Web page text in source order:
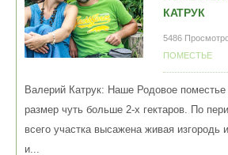
КАТРУК
5486
ПОМЕСТЬЕ
Валерий Катрук: Наше Родовое поместье
размер чуть больше 2-х гектаров. По
всего участка высажена живая изгородь
и...